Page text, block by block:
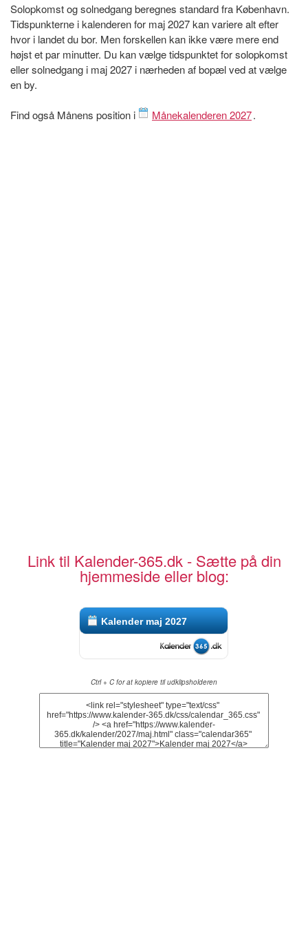
Solopkomst og solnedgang beregnes standard fra København.
Tidspunkterne i kalenderen for maj 2027 kan variere alt efter
hvor i landet du bor. Men forskellen kan ikke være mere end
højst et par minutter. Du kan vælge tidspunktet for solopkomst
eller solnedgang i maj 2027 i nærheden af bopæl ved at vælge
en by.
Find også Månens position i Månekalenderen 2027.
Link til Kalender-365.dk - Sætte på din
hjemmeside eller blog:
Kalender maj 2027
Ctrl + C for at kopiere til udklipsholderen